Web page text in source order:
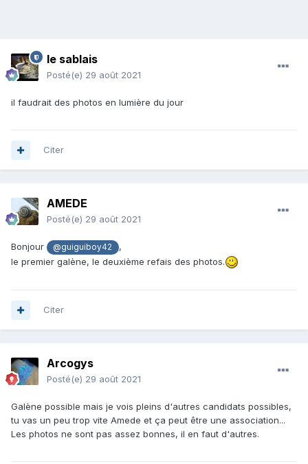
le sablais
Posté(e) 29 août 2021
il faudrait des photos en lumière du jour
Citer
AMEDE
Posté(e) 29 août 2021
Bonjour @guiguiboy42
,
le premier galène, le deuxième refais des photos.
Citer
Arcogys
Posté(e) 29 août 2021
Galène possible mais je vois pleins d'autres candidats possibles,
tu vas un peu trop vite Amede et ça peut être une association...
Les photos ne sont pas assez bonnes, il en faut d'autres.